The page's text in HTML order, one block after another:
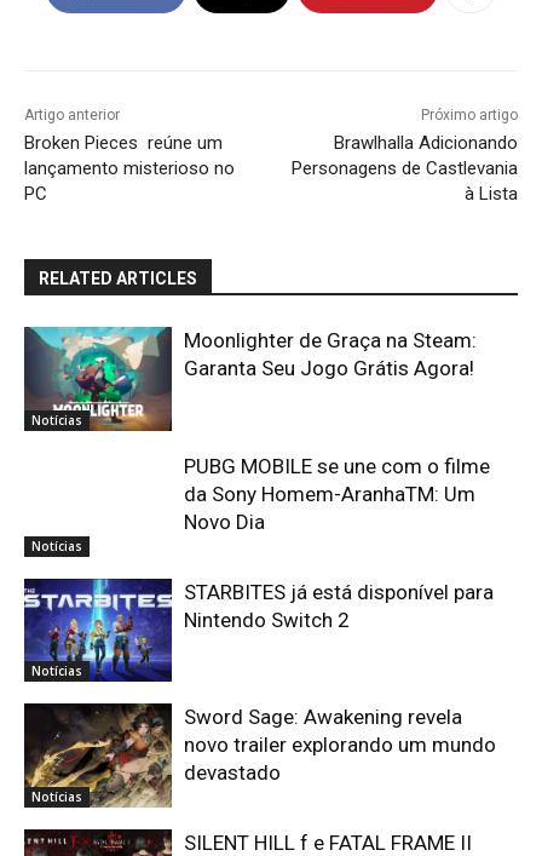
Artigo anterior
Broken Pieces reúne um
lançamento misterioso no
PC
Próximo artigo
Brawlhalla Adicionando
Personagens de Castlevania
à Lista
RELATED ARTICLES
Notícias
Moonlighter de Graça na Steam:
Garanta Seu Jogo Grátis Agora!
Notícias
PUBG MOBILE se une com o filme
da Sony Homem-AranhaTM: Um
Novo Dia
Notícias
STARBITES já está disponível para
Nintendo Switch 2
Notícias
Sword Sage: Awakening revela
novo trailer explorando um mundo
devastado
SILENT HILL f e FATAL FRAME II